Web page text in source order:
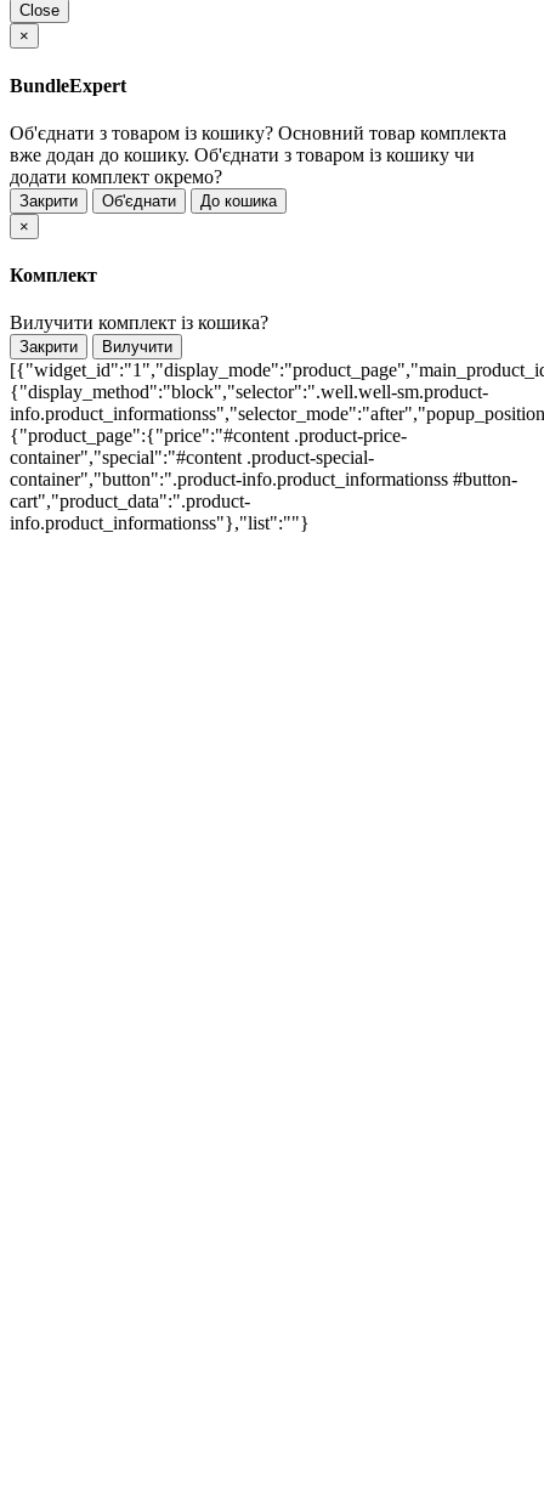
Close
×
BundleExpert
Об'єднати з товаром із кошику? Основний товар комплекта
вже додан до кошику. Об'єднати з товаром із кошику чи
додати комплект окремо?
Закрити Об'єднати
До кошика
×
Комплект
Вилучити комплект із кошика?
Закрити Вилучити
{"display_method":"block","selector":".well.well-sm.product-
{"product_page":{"price":"#content .product-price-
container","special":"#content .product-special-
container","button":".product-info.product_informationss #button-
cart","product_data":".product-
info.product_informationss"},"list":""}